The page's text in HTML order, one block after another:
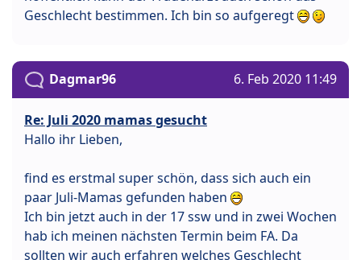
Geschlecht bestimmen. Ich bin so aufgeregt
Dagmar96 6. Feb 2020 11:49
Re: Juli 2020 mamas gesucht
Hallo ihr Lieben,
find es erstmal super schön, dass sich auch ein
paar Juli-Mamas gefunden haben
Ich bin jetzt auch in der 17 ssw und in zwei Wochen
hab ich meinen nächsten Termin beim FA. Da
sollten wir auch erfahren welches Geschlecht